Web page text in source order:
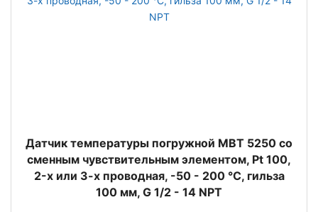
Датчик температуры погружной MBT 5250 со
сменным чувствительным элементом, Pt 100,
2-х или 3-х проводная, -50 - 200 °C, гильза
100 мм, G 1/2 - 14 NPT